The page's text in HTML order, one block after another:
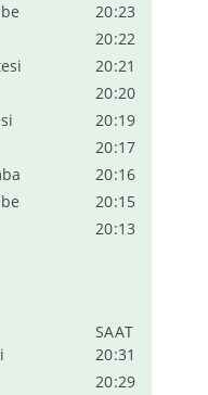
20:23
20:22
20:21
20:20
20:19
20:17
20:16
20:15
20:13
SAAT
20:31
20:29